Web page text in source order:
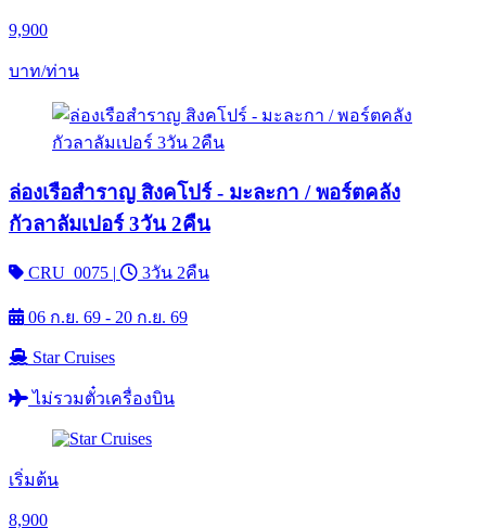
9,900
บาท/ท่าน
ล่องเรือสำราญ สิงคโปร์ - มะละกา / พอร์ตคลัง
กัวลาลัมเปอร์ 3วัน 2คืน
CRU_0075 | 3วัน 2คืน
06 ก.ย. 69 - 20 ก.ย. 69
Star Cruises
ไม่รวมตั๋วเครื่องบิน
เริ่มต้น
8,900